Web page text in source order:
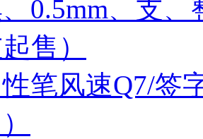
笔风速Q7/签